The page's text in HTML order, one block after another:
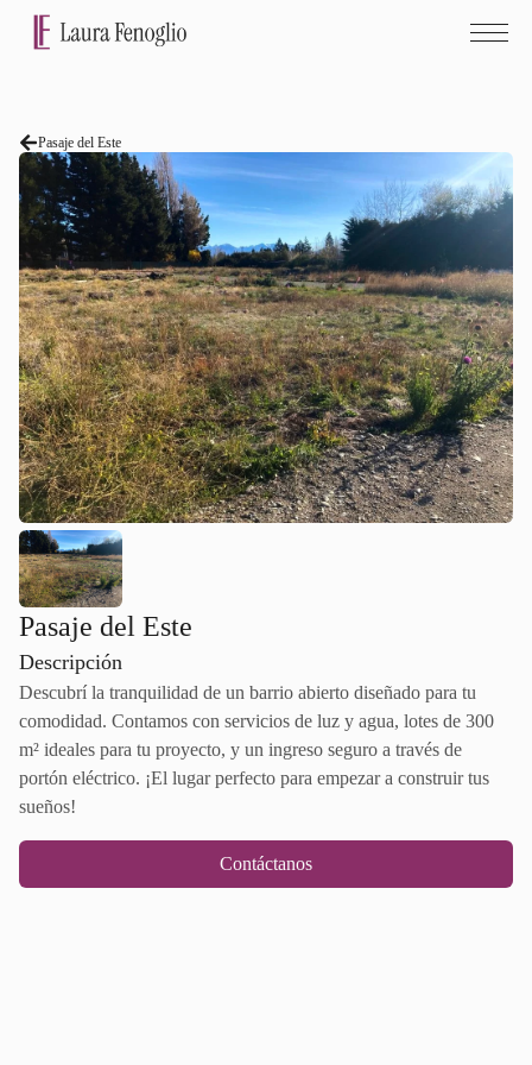
Pasaje del Este
Pasaje del Este
Descripción
Descubrí la tranquilidad de un barrio abierto diseñado para tu
comodidad. Contamos con servicios de luz y agua, lotes de 300
m² ideales para tu proyecto, y un ingreso seguro a través de
portón eléctrico. ¡El lugar perfecto para empezar a construir tus
sueños!
Contáctanos